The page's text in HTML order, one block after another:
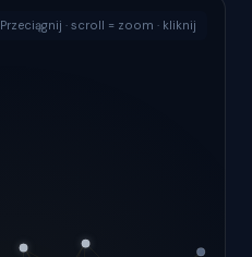
Przeciągnij · scroll = zoom · kliknij